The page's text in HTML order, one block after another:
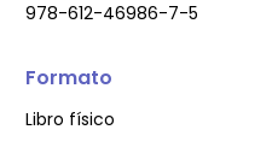
978-612-46986-7-5
Formato
Libro físico